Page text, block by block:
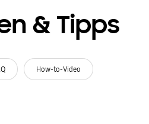
& Tipps
How-to-Video